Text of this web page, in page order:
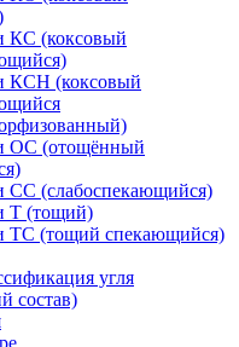
КС (коксовый
КСН (коксовый
ОС (отощённый
СС (слабоспекающийся)
Т (тощий)
ТС (тощий спекающийся)
угля
состав)